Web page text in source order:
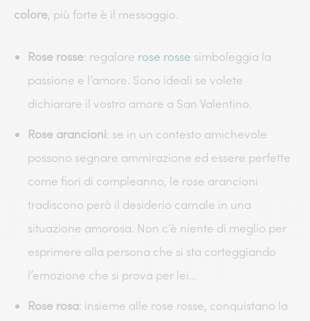
colore, più forte è il messaggio.
Rose rosse: regalare rose rosse simboleggia la
passione e l’amore. Sono ideali se volete
dichiarare il vostro amore a San Valentino.
Rose arancioni: se in un contesto amichevole
possono segnare ammirazione ed essere perfette
come fiori di compleanno, le rose arancioni
tradiscono però il desiderio carnale in una
situazione amorosa. Non c’è niente di meglio per
esprimere alla persona che si sta corteggiando
l’emozione che si prova per lei…
Rose rosa: insieme alle rose rosse, conquistano la